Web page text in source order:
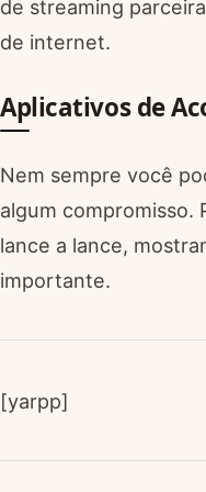
de streaming
de internet.
Aplicativos de
Nem sempre você
algum compromisso.
lance a lance,
importante.
[yarpp]